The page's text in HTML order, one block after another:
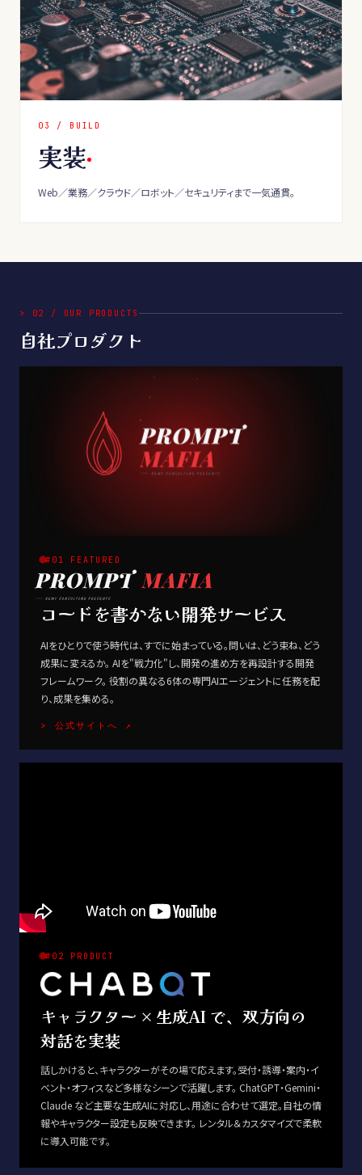
0 3 / BUILD
実装
Web／業務／クラウド／ロボット／セキュリティまで一気通貫。
> 02 / OUR PRODUCTS
自社プロダクト
#01 FEATURED
コードを書かない開発サービス
AIをひとりで使う時代は、すでに始まっている。問いは、どう束ね、どう
成果に変えるか。 AIを"戦力化"し、開発の進め方を再設計する開発
フレームワーク。 役割の異なる6体の専門AIエージェントに任務を配
り、成果を集める。
> 公式サイトへ ↗
#02 PRODUCT
キャラクター × 生成AI で、双方向の
対話を実装
話しかけると、キャラクターがその場で応えます。受付・誘導・案内・イ
ベント・オフィスなど多様なシーンで活躍します。 ChatGPT・Gemini・
Claude など主要な生成AIに対応し、用途に合わせて選定。自社の情
報やキャラクター設定も反映できます。 レンタル＆カスタマイズで柔軟
に導入可能です。